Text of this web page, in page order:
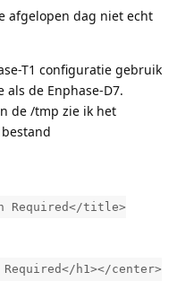
afgelopen dag niet echt
T1 configuratie gebruik
de Enphase-D7.
de /tmp zie ik het
Required</title>
h1></center>